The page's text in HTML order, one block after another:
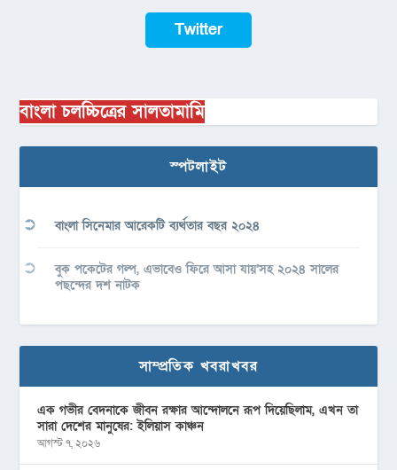
Twitter
বাংলা চলচ্চিত্রের সালতামামি
স্পটলাইট
বাংলা সিনেমার আরেকটি ব্যর্থতার বছর ২০২৪
বুক পকেটের গল্প, এভাবেও ফিরে আসা যায়’সহ ২০২৪ সালের
পছন্দের দশ নাটক
সাম্প্রতিক খবরাখবর
এক গভীর বেদনাকে জীবন রক্ষার আন্দোলনে রূপ দিয়েছিলাম, এখন তা
সারা দেশের মানুষের: ইলিয়াস কাঞ্চন
আগস্ট ৭, ২০২৬